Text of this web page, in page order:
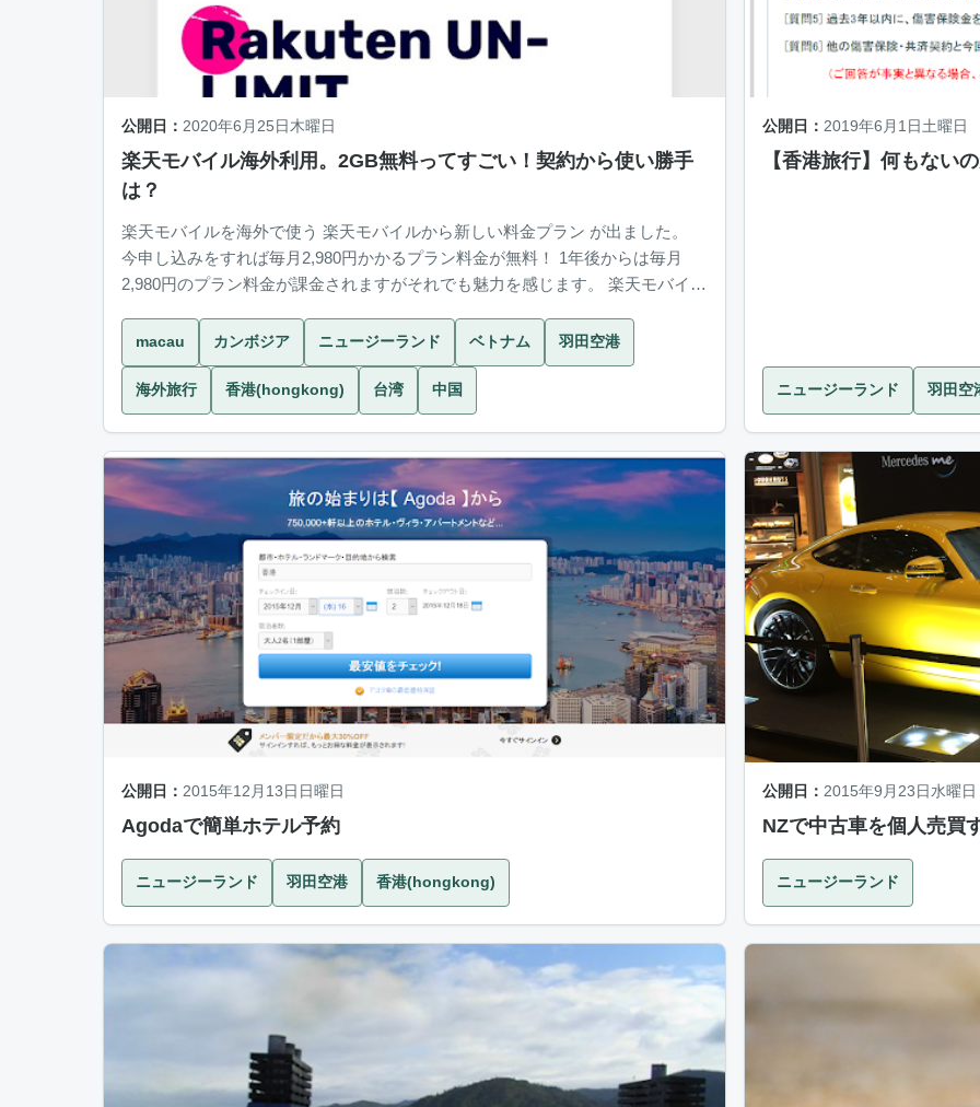
公開日：2020年6月25日木曜日
楽天モバイル海外利用。2GB無料ってすごい！契約から使い勝手
は？
楽天モバイルを海外で使う 楽天モバイルから新しい料金プラン が出ました。
今申し込みをすれば毎月2,980円かかるプラン料金が無料！ 1年後からは毎月
2,980円のプラン料金が課金されますがそれでも魅力を感じます。 楽天モバイル
macau カンボジア ニュージーランド ベトナム 羽田空港
海外旅行 香港(hongkong) 台湾 中国
公開日： 2019年6月1日土曜日
【香港旅行】何もない
ニュージーランド 羽田空
公開日： 2015年12月13日日曜日
Agodaで簡単ホテル予約
ニュージーランド 羽田空港 香港(hongkong)
公開日： 2015年9月23日水曜日
NZで中古車を個人売買
ニュージーランド